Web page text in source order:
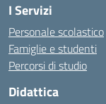
I Servizi
Personale scolastico
Famiglie e studenti
Percorsi di studio
Didattica